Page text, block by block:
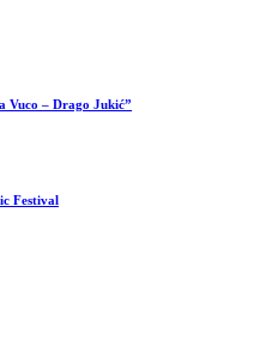
Vuco – Drago Jukić”
Festival